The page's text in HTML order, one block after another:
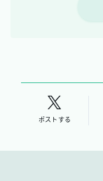
ポストする